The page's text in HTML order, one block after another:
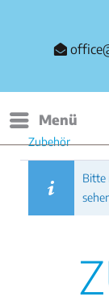
Menü
Zubehör
Bitte